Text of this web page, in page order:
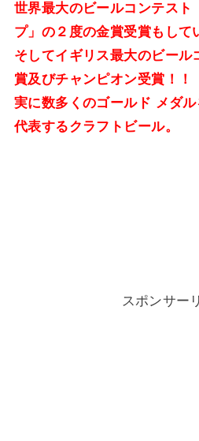
世界最大のビールコンテスト
プ」の２度の金賞受賞もして
そしてイギリス最大のビール
賞及びチャンピオン受賞！！
実に数多くのゴールド メダ
代表するクラフトビール。
スポンサー